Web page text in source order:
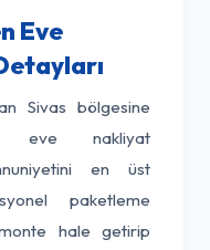
Eve
Sivas bölgesine
eve nakliyat
en üst
paketleme
monte hale getirip